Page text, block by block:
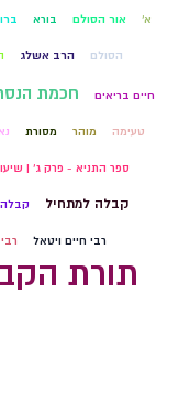
א' אור הסולם בורא
הסולם הרב אשלג
חיים בריאים חכמת
טעימה מוהר מסורת
ספר התניא - פרק ג' |
קבלה למתחיל
רבי חיים ויטאל
תורת